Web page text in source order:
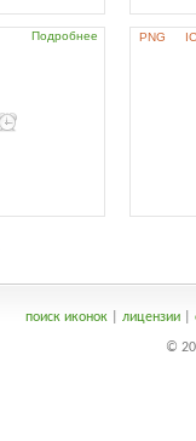
Подробнее PNG
поиск иконок| лицензии|
©